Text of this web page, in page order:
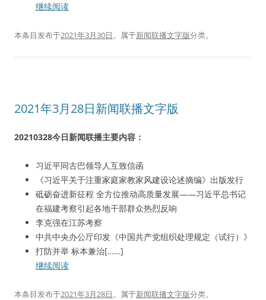
继续阅读
本条目发布于2021年3月30日。属于新闻联播文字版分类。
2021年3月28日新闻联播文字版
20210328今日新闻联播主要内容：
习近平同古巴领导人互致信函
《习近平关于注重家庭家教家风建设论述摘编》出版发行
砥砺奋进新征程 全方位推动高质量发展——习近平总书记
在福建考察引起各地干部群众热烈反响
李克强在江苏考察
中共中央办公厅印发《中国共产党组织处理规定（试行）》
打防并举 标本兼治[……]
继续阅读
本条目发布于2021年3月28日。属于新闻联播文字版分类。